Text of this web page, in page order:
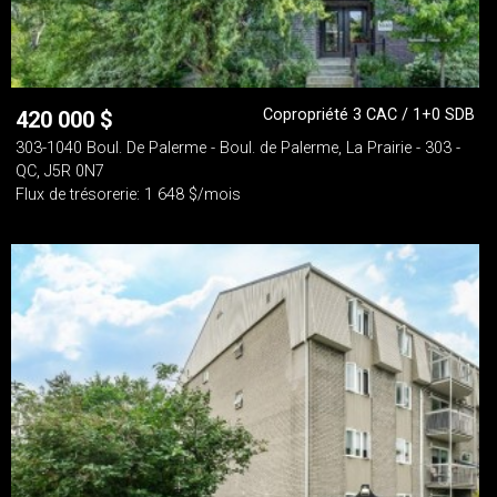
420 000 $
Copropriété 3 CAC / 1+0 SDB
303-1040 Boul. De Palerme - Boul. de Palerme, La Prairie - 303 -
QC, J5R 0N7
Flux de trésorerie: 1 648 $/mois